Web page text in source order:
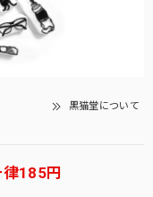
黒猫堂について
185円